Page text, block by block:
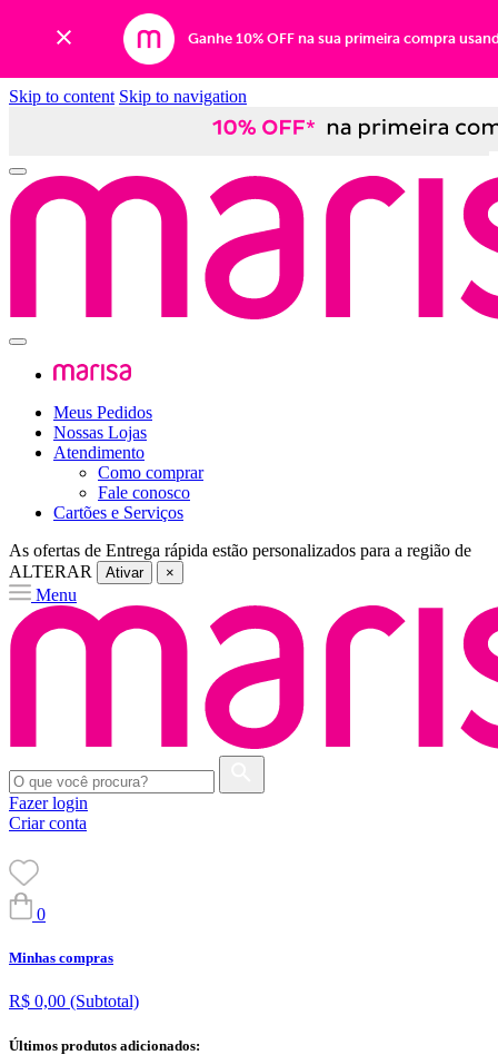
Ganhe 10% OFF na sua primeira compra
Skip to content Skip to navigation
Meus Pedidos
Nossas Lojas
Atendimento
Como comprar
Fale conosco
Cartões e Serviços
As ofertas de Entrega rápida estão personalizados para a região de
ALTERAR
Ativar ×
Menu
Fazer login
Criar conta
0
Minhas compras
R$ 0,00 (Subtotal)
Últimos produtos adicionados: